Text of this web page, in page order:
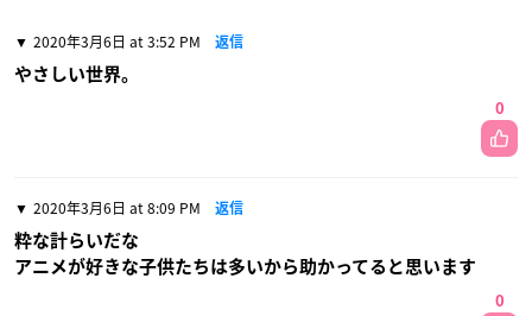
2020年3月6日 at 3:52 PM 返信
やさしい世界。
0
2020年3月6日 at 8:09 PM 返信
粋な計らいだな
アニメが好きな子供たちは多いから助かってると思います
0